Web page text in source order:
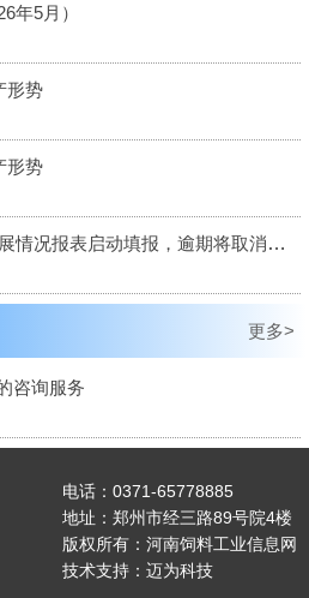
年5月）
形势
形势
2025年度高新技术企业发展情况报表启动填报，逾期将取消资格
更多>
咨询服务
电话：0371-65778885
地址：郑州市经三路89号院4楼
版权所有：河南饲料工业信息网
技术支持： 迈为科技